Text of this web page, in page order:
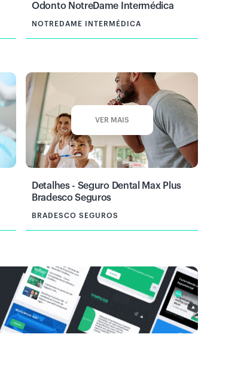
Odonto NotreDame Intermédica
NOTREDAME INTERMÉDICA
VER MAIS
Detalhes - Seguro Dental Max Plus
Bradesco Seguros
BRADESCO SEGUROS